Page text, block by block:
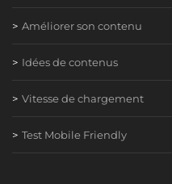
Améliorer son contenu
Idées de contenus
Vitesse de chargement
Test Mobile Friendly